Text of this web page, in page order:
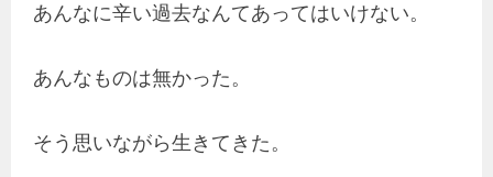
あんなに辛い過去なんてあってはいけない。
あんなものは無かった。
そう思いながら生きてきた。